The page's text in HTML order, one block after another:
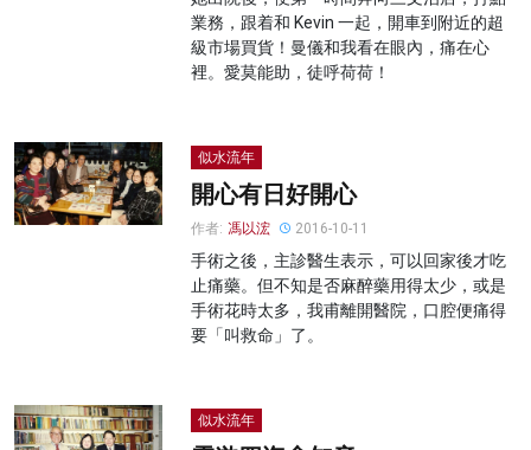
業務，跟着和 Kevin 一起，開車到附近的超
級市場買貨！曼儀和我看在眼內，痛在心
裡。愛莫能助，徒呼荷荷！
似水流年
開心有日好開心
作者: 馮以浤 2016-10-11
手術之後，主診醫生表示，可以回家後才吃
止痛藥。但不知是否麻醉藥用得太少，或是
手術花時太多，我甫離開醫院，口腔便痛得
要「叫救命」了。
似水流年